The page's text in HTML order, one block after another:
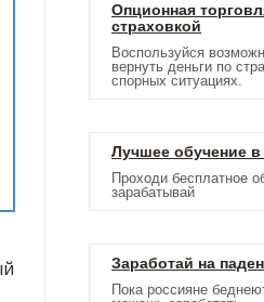
Опционная
страховкой
Воспользуйся
вернуть деньги по
спорных ситуациях.
Лучшее обучение
Проходи бесплатное
зарабатывай
Заработай на
Пока россияне